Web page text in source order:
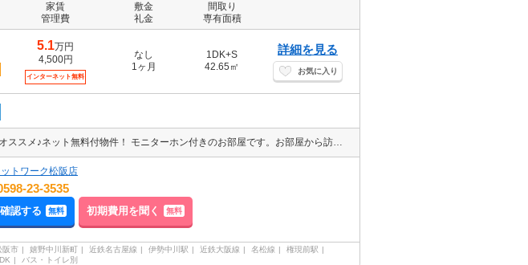
家賃
管理費
敷金
礼金
間取り
専有面積
5.1万円
4,500円
インターネット無料
なし
1ヶ月
1DK+S
42.65㎡
詳細を見る
お気に入り
ネット関係に詳しくない人にはオススメ♪ネット無料付物件！ モニターホン付きのお部屋です。お部屋から訪問者を確認できるのでセキュリティ面はもちろん知らない人やセールスに対応する必要もありません。
トワーク松阪店
23-3535
認する 無料 初期費用を聞く 無料
阪市 嬉野中川新町 近鉄名古屋線 伊勢中川駅 近鉄大阪線 名松線
権現前駅
バス・トイレ別